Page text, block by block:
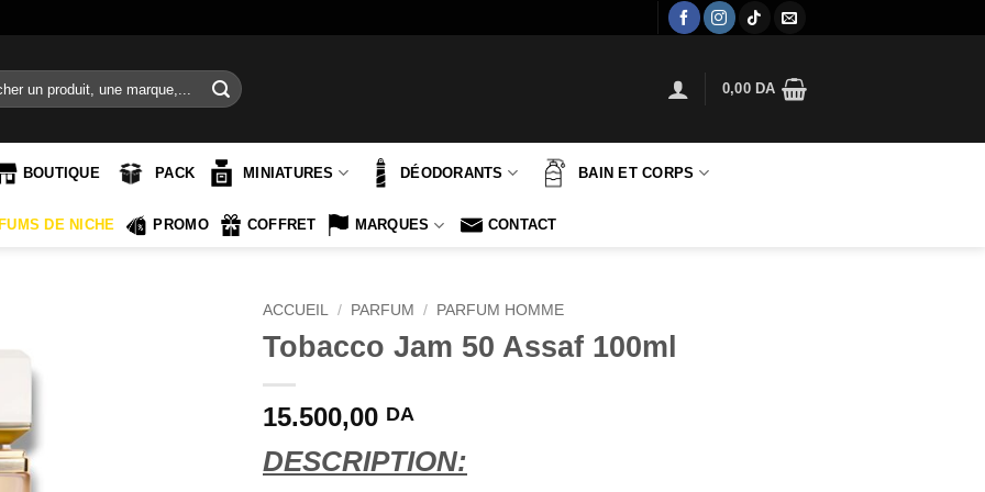
0,00 DA
BOUTIQUE PACK MINIATURES DÉODORANTS BAIN ET CORPS
DE NICHE PROMO COFFRET MARQUES CONTACT
ACCUEIL / PARFUM / PARFUM HOMME
Tobacco Jam 50 Assaf 100ml
15.500,00 DA
DESCRIPTION: